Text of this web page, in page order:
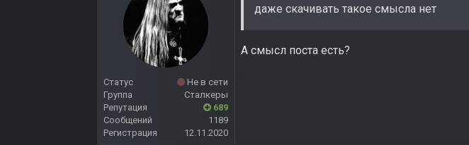
Статус
Не в сети
Группа
Сталкеры
Репутация
689
Сообщений
1189
Регистрация
12.11.2020
даже скачивать такое смысла нет
А смысл поста есть?